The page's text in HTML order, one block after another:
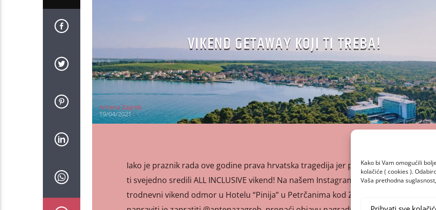
Kako bi Vam omogućili
kolačiće ( cookies ).
Vaša prethodna
VIKEND GETAWAY KOJI TI TREBA!
Antena Zagreb
19/04/2021
Iako je praznik rada ove godine prava hrvatska tragedija jer pada u subotu – mi smo
ti svejedno sredili ALL INCLUSIVE vikend! Na našem Instagram profilu možeš osvojiti
trodnevni vikend odmor u Hotelu “Pinija” u Petrčanima kod Zadra. Sve što trebaš